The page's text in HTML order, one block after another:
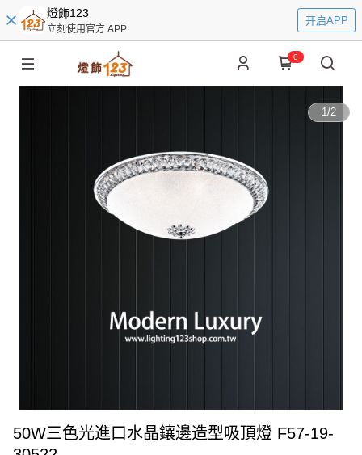
燈飾123
立刻使用官方 APP
开启APP
0
1/2
50W三色光進口水晶鑲邊造型吸頂燈 F57-19-